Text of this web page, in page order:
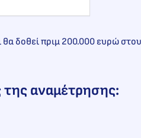
δοθεί πριμ 200.000 ευρώ
της αναμέτρησης: